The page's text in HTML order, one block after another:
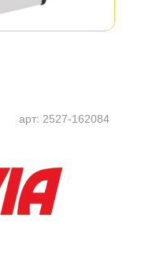
арт: 2527-162084